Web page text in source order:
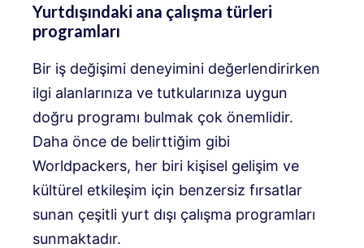
Yurtdışındaki ana çalışma türleri
programları
Bir iş değişimi deneyimini değerlendirirken
ilgi alanlarınıza ve tutkularınıza uygun
doğru programı bulmak çok önemlidir.
Daha önce de belirttiğim gibi
Worldpackers, her biri kişisel gelişim ve
kültürel etkileşim için benzersiz fırsatlar
sunan çeşitli yurt dışı çalışma programları
sunmaktadır.